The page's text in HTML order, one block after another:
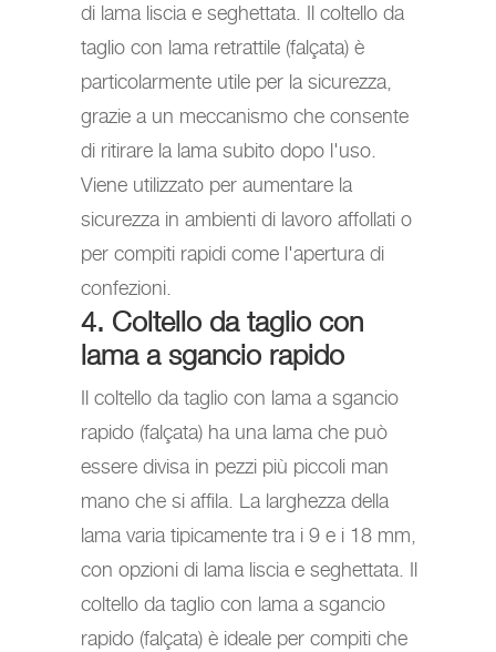
di lama liscia e seghettata. Il coltello da
taglio con lama retrattile (falçata) è
particolarmente utile per la sicurezza,
grazie a un meccanismo che consente
di ritirare la lama subito dopo l'uso.
Viene utilizzato per aumentare la
sicurezza in ambienti di lavoro affollati o
per compiti rapidi come l'apertura di
confezioni.
4. Coltello da taglio con
lama a sgancio rapido
Il coltello da taglio con lama a sgancio
rapido (falçata) ha una lama che può
essere divisa in pezzi più piccoli man
mano che si affila. La larghezza della
lama varia tipicamente tra i 9 e i 18 mm,
con opzioni di lama liscia e seghettata. Il
coltello da taglio con lama a sgancio
rapido (falçata) è ideale per compiti che